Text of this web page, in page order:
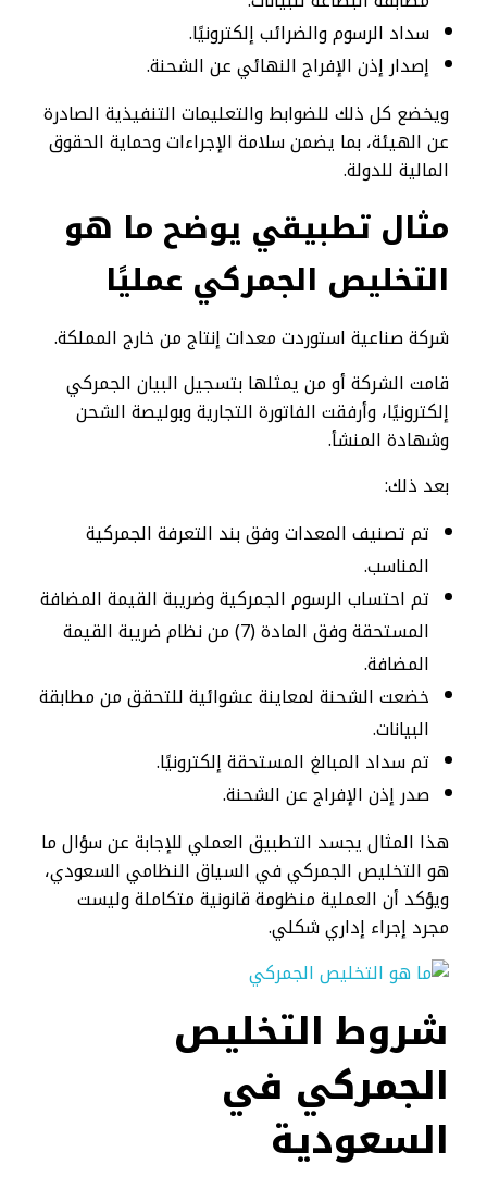
سداد الرسوم والضرائب إلكترونيًا.
إصدار إذن الإفراج النهائي عن الشحنة.
ويخضع كل ذلك للضوابط والتعليمات التنفيذية الصادرة
عن الهيئة، بما يضمن سلامة الإجراءات وحماية الحقوق
المالية للدولة.
مثال تطبيقي يوضح ما هو
التخليص الجمركي عمليًا
شركة صناعية استوردت معدات إنتاج من خارج المملكة.
قامت الشركة أو من يمثلها بتسجيل البيان الجمركي
إلكترونيًا، وأرفقت الفاتورة التجارية وبوليصة الشحن
وشهادة المنشأ.
بعد ذلك:
تم تصنيف المعدات وفق بند التعرفة الجمركية
المناسب.
تم احتساب الرسوم الجمركية وضريبة القيمة المضافة
المستحقة وفق المادة (7) من نظام ضريبة القيمة
المضافة.
خضعت الشحنة لمعاينة عشوائية للتحقق من مطابقة
البيانات.
تم سداد المبالغ المستحقة إلكترونيًا.
صدر إذن الإفراج عن الشحنة.
هذا المثال يجسد التطبيق العملي للإجابة عن سؤال ما
هو التخليص الجمركي في السياق النظامي السعودي،
ويؤكد أن العملية منظومة قانونية متكاملة وليست
مجرد إجراء إداري شكلي.
شروط التخليص
الجمركي​ في
السعودية